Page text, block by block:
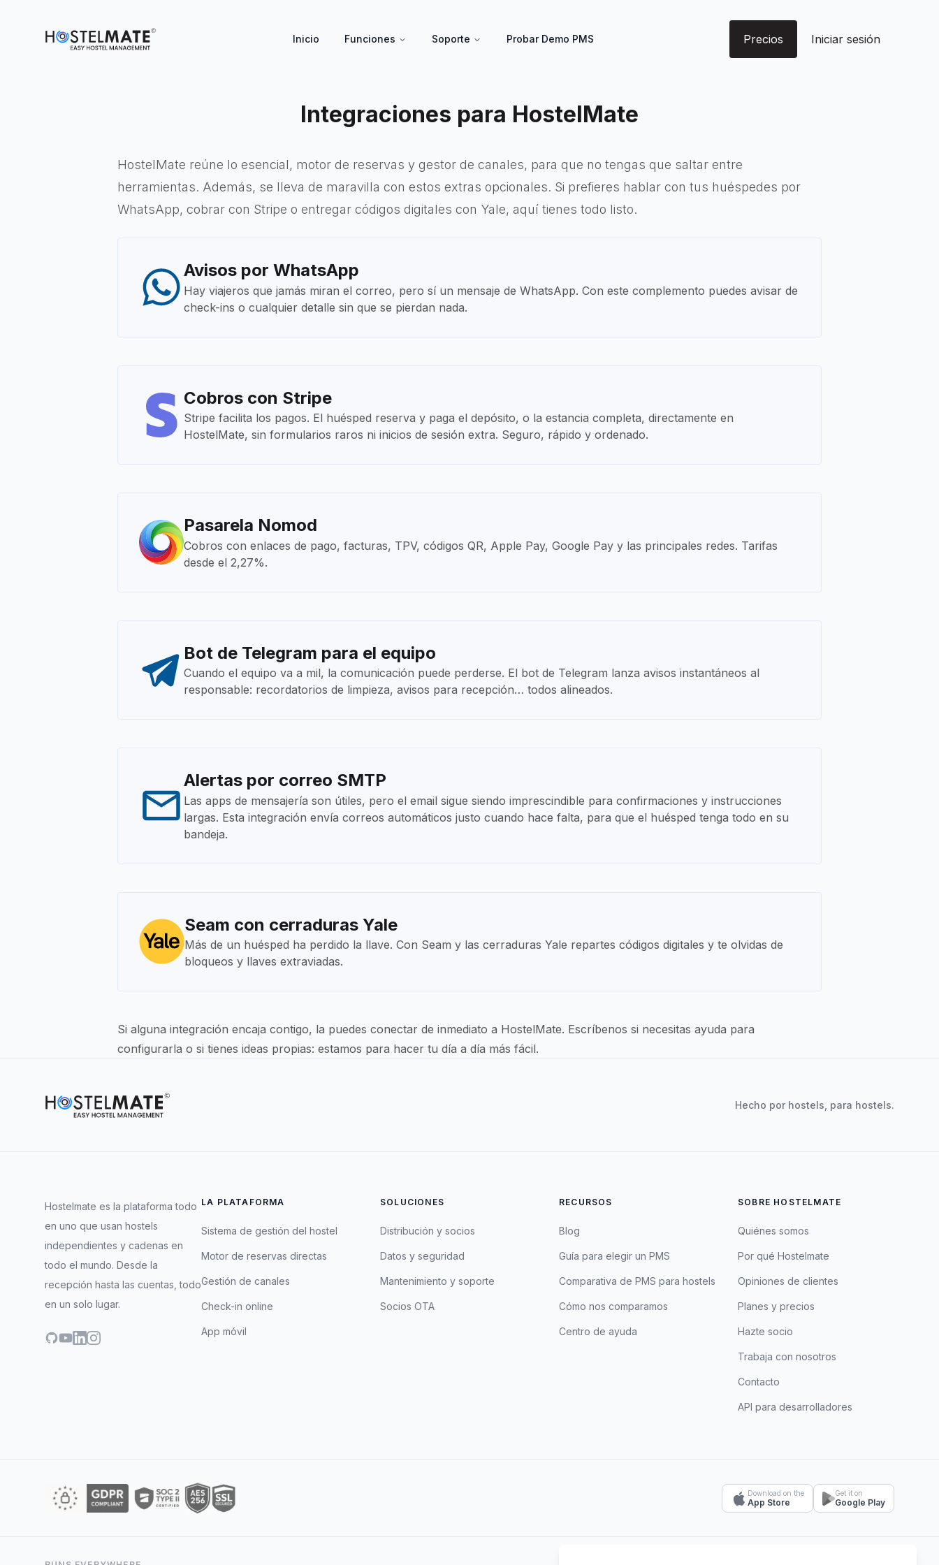
Inicio Funciones Soporte Probar Demo PMS Precios Iniciar sesión
Integraciones para HostelMate
HostelMate reúne lo esencial, motor de reservas y gestor de canales, para que no tengas que saltar entre
herramientas. Además, se lleva de maravilla con estos extras opcionales. Si prefieres hablar con tus huéspedes por
WhatsApp, cobrar con Stripe o entregar códigos digitales con Yale, aquí tienes todo listo.
Avisos por WhatsApp
Hay viajeros que jamás miran el correo, pero sí un mensaje de WhatsApp. Con este complemento puedes avisar de
check-ins o cualquier detalle sin que se pierdan nada.
Cobros con Stripe
Stripe facilita los pagos. El huésped reserva y paga el depósito, o la estancia completa, directamente en
HostelMate, sin formularios raros ni inicios de sesión extra. Seguro, rápido y ordenado.
Pasarela Nomod
Cobros con enlaces de pago, facturas, TPV, códigos QR, Apple Pay, Google Pay y las principales redes. Tarifas
desde el 2,27%.
Bot de Telegram para el equipo
Cuando el equipo va a mil, la comunicación puede perderse. El bot de Telegram lanza avisos instantáneos al
responsable: recordatorios de limpieza, avisos para recepción… todos alineados.
Alertas por correo SMTP
Las apps de mensajería son útiles, pero el email sigue siendo imprescindible para confirmaciones y instrucciones
largas. Esta integración envía correos automáticos justo cuando hace falta, para que el huésped tenga todo en su
bandeja.
Seam con cerraduras Yale
Más de un huésped ha perdido la llave. Con Seam y las cerraduras Yale repartes códigos digitales y te olvidas de
bloqueos y llaves extraviadas.
Si alguna integración encaja contigo, la puedes conectar de inmediato a HostelMate. Escríbenos si necesitas ayuda para
configurarla o si tienes ideas propias: estamos para hacer tu día a día más fácil.
Hecho por hostels, para hostels.
Hostelmate es la plataforma todo
en uno que usan hostels
independientes y cadenas en
todo el mundo. Desde la
recepción hasta las cuentas, todo
en un solo lugar.
GitHub
YouTube
LinkedIn
Instagram
LA PLATAFORMA
Sistema de gestión del hostel
Motor de reservas directas
Gestión de canales
Check-in online
App móvil
SOLUCIONES
Distribución y socios
Datos y seguridad
Mantenimiento y soporte
Socios OTA
RECURSOS
Blog
Guía para elegir un PMS
Comparativa de PMS para hostels
Cómo nos comparamos
Centro de ayuda
SOBRE HOSTELMATE
Quiénes somos
Por qué Hostelmate
Opiniones de clientes
Planes y precios
Hazte socio
Trabaja con nosotros
Contacto
API para desarrolladores
Download on the
App Store
Get it on
Google Play